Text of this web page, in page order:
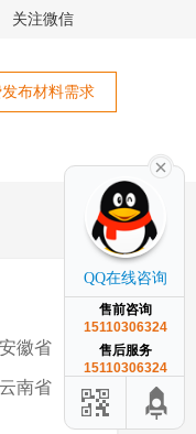
关注微信
布材料需求
安徽省
云南省
QQ在线咨询
售前咨询
15110306324
售后服务
15110306324